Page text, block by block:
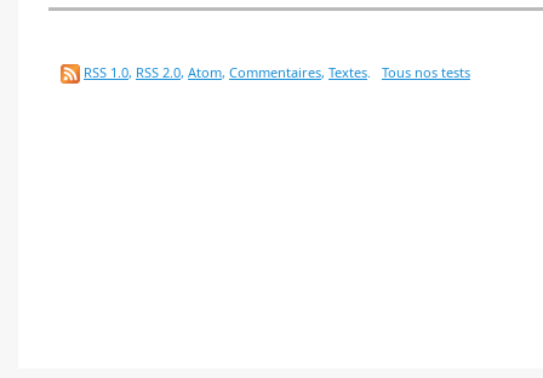
RSS 1.0, RSS 2.0, Atom, Commentaires, Textes. Tous nos tests